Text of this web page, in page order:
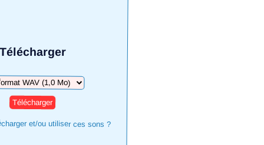
Télécharger
et/ou utiliser ces sons ?